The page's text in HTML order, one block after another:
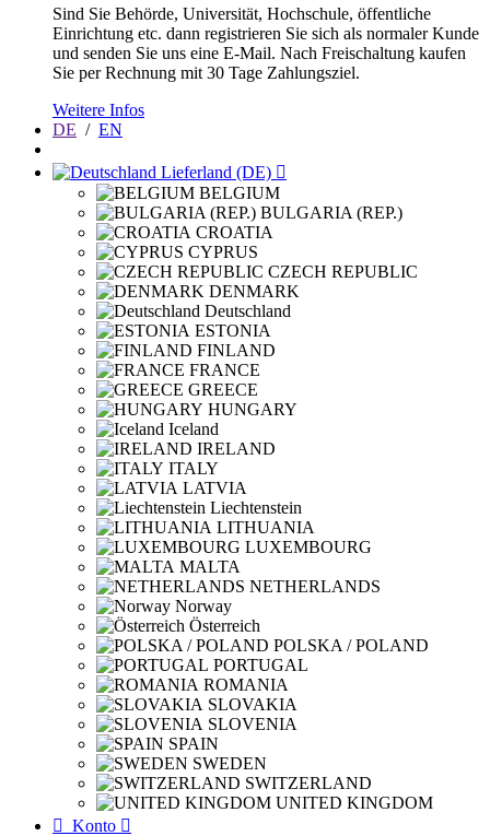
Sind Sie Behörde, Universität, Hochschule, öffentliche
Einrichtung etc. dann registrieren Sie sich als normaler Kunde
und senden Sie uns eine E-Mail. Nach Freischaltung kaufen
Sie per Rechnung mit 30 Tage Zahlungsziel.
Weitere Infos
DE / EN
Lieferland (DE) 
BELGIUM
BULGARIA (REP.)
CROATIA
CYPRUS
CZECH REPUBLIC
DENMARK
Deutschland
ESTONIA
FINLAND
FRANCE
GREECE
HUNGARY
Iceland
IRELAND
ITALY
LATVIA
Liechtenstein
LITHUANIA
LUXEMBOURG
MALTA
NETHERLANDS
Norway
Österreich
POLSKA / POLAND
PORTUGAL
ROMANIA
SLOVAKIA
SLOVENIA
SPAIN
SWEDEN
SWITZERLAND
UNITED KINGDOM
 Konto 